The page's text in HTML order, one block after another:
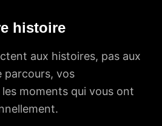
histoire
aux histoires, pas aux
parcours, vos
moments qui vous ont